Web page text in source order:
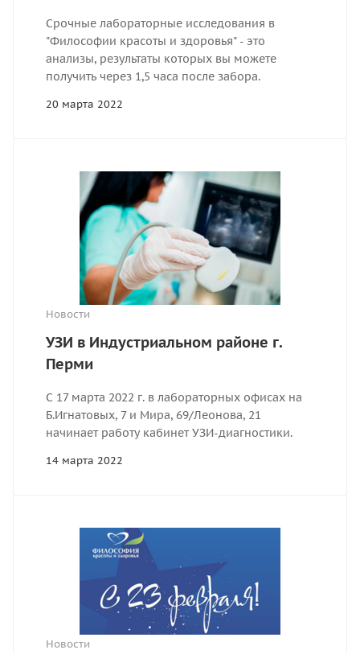
Срочные лабораторные исследования в
"Философии красоты и здоровья" - это
анализы, результаты которых вы можете
получить через 1,5 часа после забора.
20 марта 2022
Новости
УЗИ в Индустриальном районе г.
Перми
С 17 марта 2022 г. в лабораторных офисах на
Б.Игнатовых, 7 и Мира, 69/Леонова, 21
начинает работу кабинет УЗИ-диагностики.
14 марта 2022
Новости